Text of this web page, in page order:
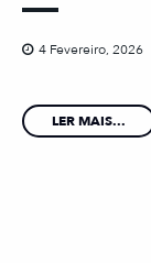
4 Fevereiro, 2026
LER MAIS...